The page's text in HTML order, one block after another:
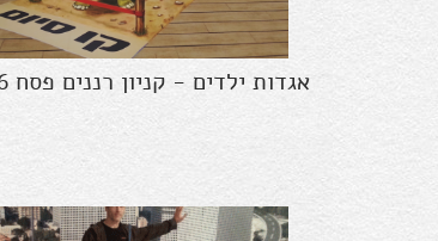
אגדות ילדים - קניון רננים פסח 2016, רעננה